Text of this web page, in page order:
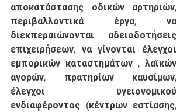
αποκατάστασης οδικών αρτηριών,
περιβαλλοντικά έργα, να
διεκπεραιώνονται αδειοδοτήσεις
επιχειρήσεων, να γίνονται έλεγχοι
εμπορικών καταστημάτων , λαϊκών
αγορών, πρατηρίων καυσίμων,
έλεγχοι υγειονομικού
ενδιαφέροντος (κέντρων εστίασης,